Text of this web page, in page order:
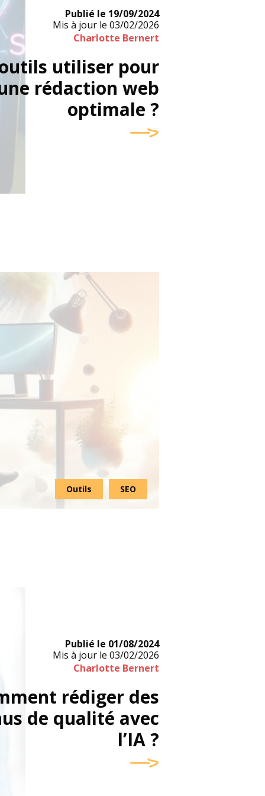
Publié le 19/09/2024
Mis à jour le 03/02/2026
Charlotte Bernert
utiliser pour
rédaction web
optimale ?
Outils SEO
Publié le 01/08/2024
Mis à jour le 03/02/2026
Charlotte Bernert
rédiger des
de qualité avec
l’IA ?